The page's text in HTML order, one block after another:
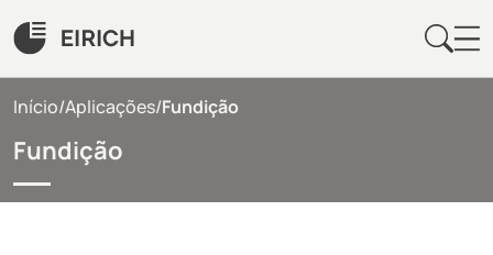
Início/Aplicações/Fundição
Fundição